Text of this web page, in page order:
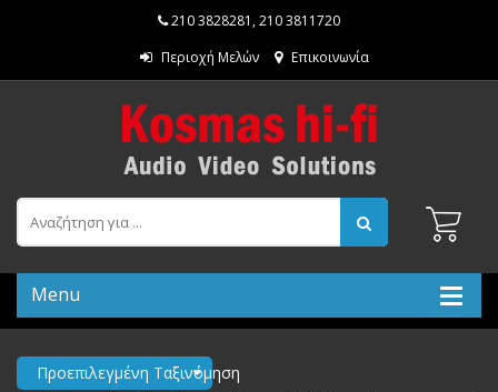
210 3828281 ,210 3811720
Περιοχή Μελών
Επικοινωνία
Menu
Προεπιλεγμένη Ταξινόμηση